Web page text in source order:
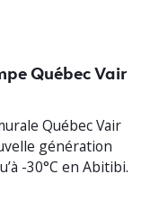
Québec Vair
Québec Vair
génération
-30°C en Abitibi.